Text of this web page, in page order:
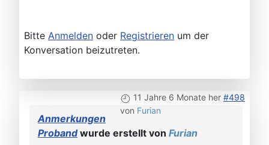
Bitte Anmelden oder Registrieren um der
Konversation beizutreten.
11 Jahre 6 Monate her #498
von Furian
Anmerkungen
Probandwurde erstellt von Furian